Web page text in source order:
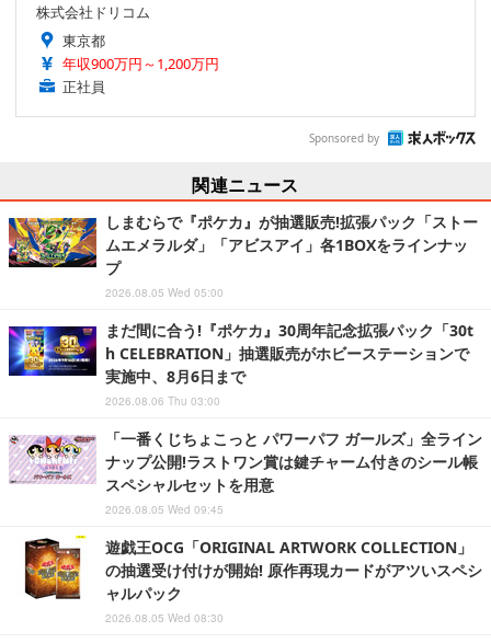
株式会社ドリコム
東京都
年収900万円～1,200万円
正社員
Sponsored by
関連ニュース
しまむらで『ポケカ』が抽選販売!拡張パック「ストー
ムエメラルダ」「アビスアイ」各1BOXをラインナッ
プ
2026.08.05 Wed 05:00
まだ間に合う!『ポケカ』30周年記念拡張パック「30t
h CELEBRATION」抽選販売がホビーステーションで
実施中、8月6日まで
2026.08.06 Thu 03:00
「一番くじちょこっと パワーパフ ガールズ」全ライン
ナップ公開!ラストワン賞は鍵チャーム付きのシール帳
スペシャルセットを用意
2026.08.05 Wed 09:45
遊戯王OCG「ORIGINAL ARTWORK COLLECTION」
の抽選受け付けが開始! 原作再現カードがアツいスペシ
ャルパック
2026.08.05 Wed 08:30